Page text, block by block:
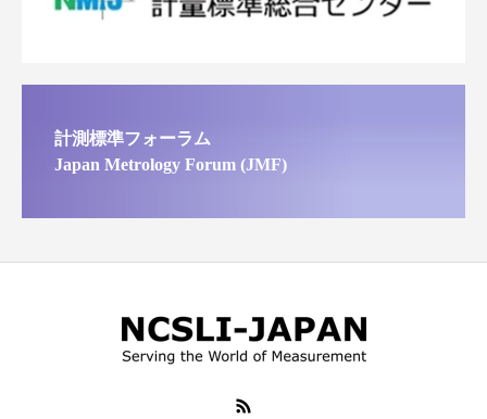
計測標準フォーラム
Japan Metrology Forum (JMF)